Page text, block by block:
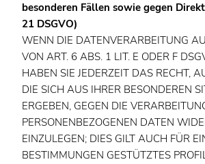
besonderen Fällen sowie gegen
21 DSGVO)
WENN DIE DATENVERARBEITUNG
VON ART. 6 ABS. 1 LIT. E ODER F
HABEN SIE JEDERZEIT DAS RECHT,
DIE SICH AUS IHRER BESONDEREN
ERGEBEN, GEGEN DIE
PERSONENBEZOGENEN DATEN
EINZULEGEN; DIES GILT AUCH FÜR
BESTIMMUNGEN GESTÜTZTES